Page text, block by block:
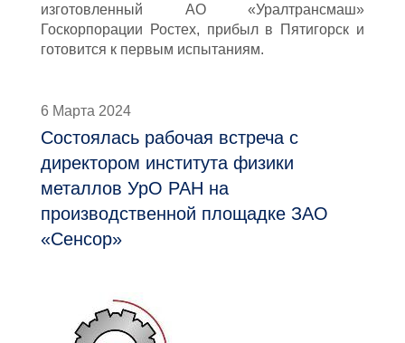
изготовленный АО «Уралтрансмаш»
Госкорпорации Ростех, прибыл в Пятигорск и
готовится к первым испытаниям.
6 Марта 2024
Состоялась рабочая встреча с
директором института физики
металлов УрО РАН на
производственной площадке ЗАО
«Сенсор»